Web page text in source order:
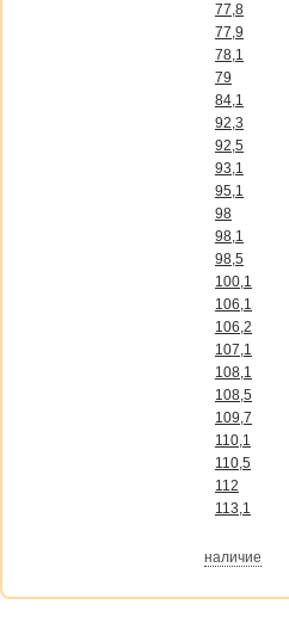
77,8
77,9
78,1
79
84,1
92,3
92,5
93,1
95,1
98
98,1
98,5
100,1
106,1
106,2
107,1
108,1
108,5
109,7
110,1
110,5
112
113,1
наличие